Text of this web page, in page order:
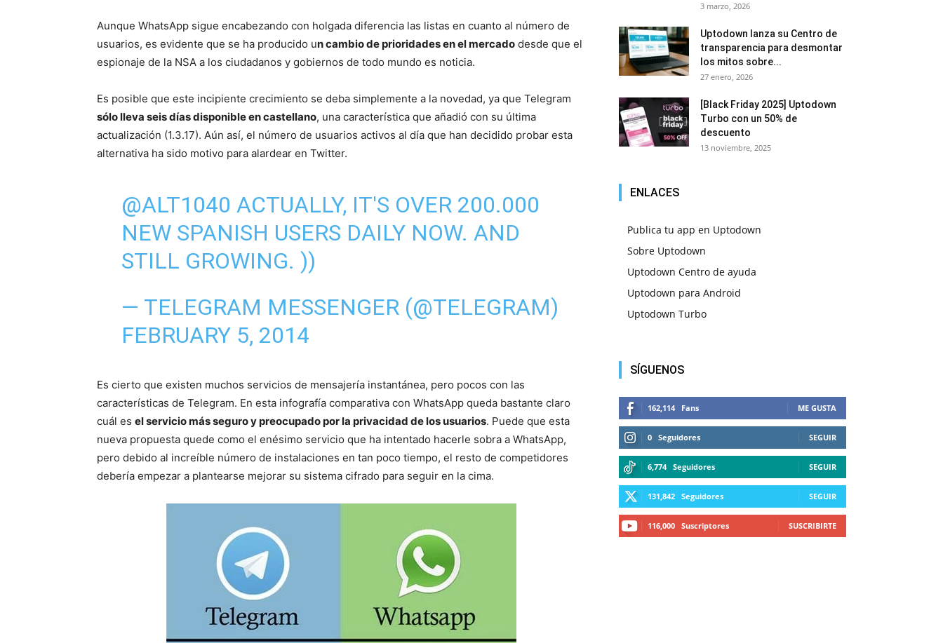
Aunque WhatsApp sigue encabezando con holgada diferencia las listas en cuanto al número de
usuarios, es evidente que se ha producido un cambio de prioridades en el mercado desde que el
espionaje de la NSA a los ciudadanos y gobiernos de todo mundo es noticia.
Es posible que este incipiente crecimiento se deba simplemente a la novedad, ya que Telegram
sólo lleva seis días disponible en castellano, una característica que añadió con su última
actualización (1.3.17). Aún así, el número de usuarios activos al día que han decidido probar esta
alternativa ha sido motivo para alardear en Twitter.
@ALT1040 ACTUALLY, IT'S OVER 200.000
NEW SPANISH USERS DAILY NOW. AND
STILL GROWING. ))
— TELEGRAM MESSENGER (@TELEGRAM)
FEBRUARY 5, 2014
Es cierto que existen muchos servicios de mensajería instantánea, pero pocos con las
características de Telegram. En esta infografía comparativa con WhatsApp queda bastante claro
cuál es el servicio más seguro y preocupado por la privacidad de los usuarios. Puede que esta
nueva propuesta quede como el enésimo servicio que ha intentado hacerle sobra a WhatsApp,
pero debido al increíble número de instalaciones en tan poco tiempo, el resto de competidores
debería empezar a plantearse mejorar su sistema cifrado para seguir en la cima.
3 marzo, 2026
Uptodown lanza su Centro de
transparencia para desmontar
los mitos sobre...
27 enero, 2026
[Black Friday 2025] Uptodown
Turbo con un 50% de
descuento
13 noviembre, 2025
ENLACES
Publica tu app en Uptodown
Sobre Uptodown
Uptodown Centro de ayuda
Uptodown para Android
Uptodown Turbo
SÍGUENOS
162,114 Fans ME GUSTA
0 Seguidores SEGUIR
6,774 Seguidores SEGUIR
131,842 Seguidores SEGUIR
116,000 Suscriptores SUSCRIBIRTE